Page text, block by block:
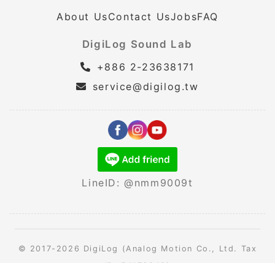
About UsContact UsJobsFAQ
DigiLog Sound Lab
+886 2-23638171
service@digilog.tw
LineID: @nmm9009t
© 2017-2026 DigiLog (Analog Motion Co., Ltd. Tax